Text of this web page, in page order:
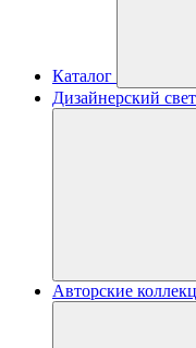
Каталог
Дизайнерский свет
Авторские